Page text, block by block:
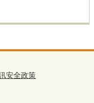
安全政策